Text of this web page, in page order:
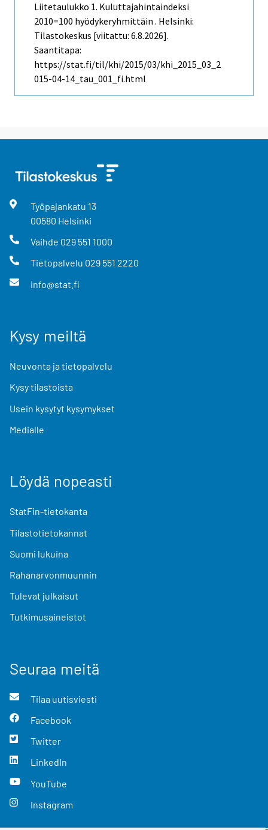
Liitetaulukko 1. Kuluttajahintaindeksi
2010=100 hyödykeryhmittäin . Helsinki:
Tilastokeskus [viitattu: 6.8.2026].
Saantitapa:
https://stat.fi/til/khi/2015/03/khi_2015_03_2
015-04-14_tau_001_fi.html
Työpajankatu 13
00580 Helsinki
Vaihde 029 551 1000
Tietopalvelu 029 551 2220
info@stat.fi
Kysy meiltä
Neuvonta ja tietopalvelu
Kysy tilastoista
Usein kysytyt kysymykset
Medialle
Löydä nopeasti
StatFin-tietokanta
Tilastotietokannat
Suomi lukuina
Rahanarvonmuunnin
Tulevat julkaisut
Tutkimusaineistot
Seuraa meitä
Tilaa uutisviesti
Facebook
Twitter
LinkedIn
YouTube
Instagram